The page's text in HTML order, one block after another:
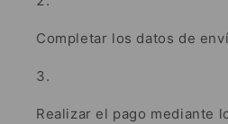
Completar los datos de
Realizar el pago mediante